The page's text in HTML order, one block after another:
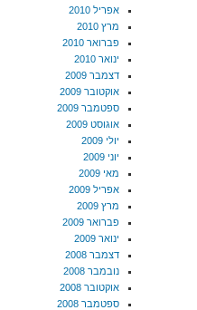
אפריל 2010
מרץ 2010
פברואר 2010
ינואר 2010
דצמבר 2009
אוקטובר 2009
ספטמבר 2009
אוגוסט 2009
יולי 2009
יוני 2009
מאי 2009
אפריל 2009
מרץ 2009
פברואר 2009
ינואר 2009
דצמבר 2008
נובמבר 2008
אוקטובר 2008
ספטמבר 2008